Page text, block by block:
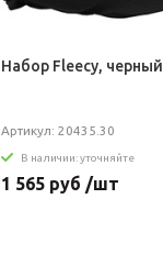
Набор Fleecy, черный
Артикул: 20435.30
В наличии: уточняйте
1 565 руб /шт